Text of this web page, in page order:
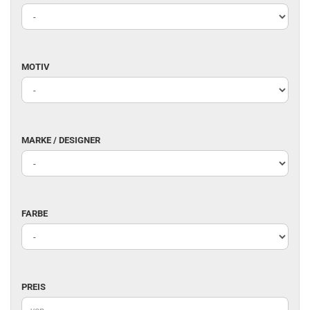
MOTIV
MOTIV
MARKE
/
DESIGNER
MARKE / DESIGNER
FARBE
FARBE
PREIS
PREIS